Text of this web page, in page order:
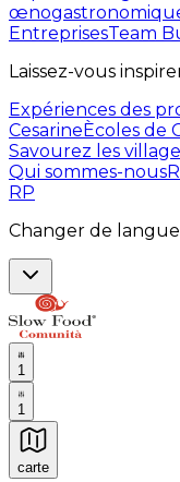
EntreprisesTeam
Laissez-vous
Expériences des
CesarineÈcoles de
Savourez les
Qui sommes-nous
RP
Changer de langue
1
1
carte